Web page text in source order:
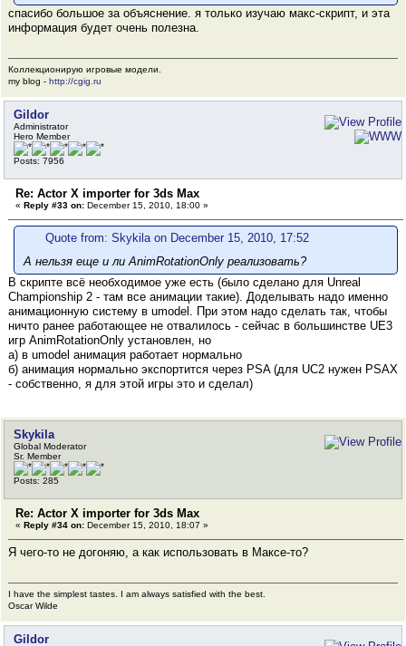
спасибо большое за объяснение. я только изучаю макс-скрипт, и эта
информация будет очень полезна.
Коллекционирую игровые модели.
my blog - http://cgig.ru
Gildor
Administrator
Hero Member
Posts: 7956
Re: Actor X importer for 3ds Max
« Reply #33 on: December 15, 2010, 18:00 »
Quote from: Skykila on December 15, 2010, 17:52
А нельзя еще и ли AnimRotationOnly реализовать?
В скрипте всё необходимое уже есть (было сделано для Unreal
Championship 2 - там все анимации такие). Доделывать надо именно
анимационную систему в umodel. При этом надо сделать так, чтобы
ничто ранее работающее не отвалилось - сейчас в большинстве UE3
игр AnimRotationOnly установлен, но
а) в umodel анимация работает нормально
б) анимация нормально экспортится через PSA (для UC2 нужен PSAX
- собственно, я для этой игры это и сделал)
Skykila
Global Moderator
Sr. Member
Posts: 285
Re: Actor X importer for 3ds Max
« Reply #34 on: December 15, 2010, 18:07 »
Я чего-то не догоняю, а как использовать в Максе-то?
I have the simplest tastes. I am always satisfied with the best.
Oscar Wilde
Gildor